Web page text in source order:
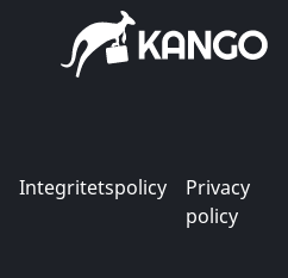
Integritetspolicy
Privacy
policy